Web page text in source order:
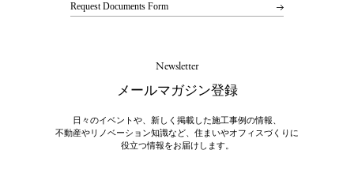
Request Documents Form
Newsletter
メールマガジン登録
日々のイベントや、新しく掲載した施工事例の情報、
不動産やリノベーション知識など、住まいやオフィスづくりに
役立つ情報をお届けします。